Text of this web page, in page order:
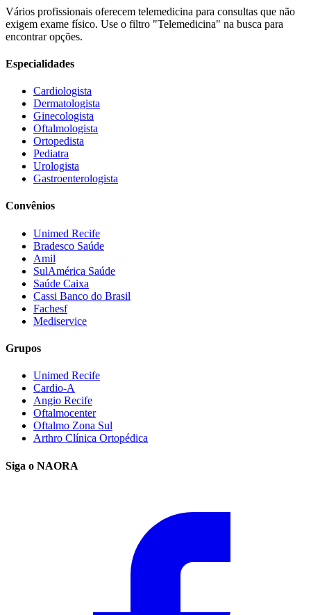
Vários profissionais oferecem telemedicina para consultas que não
exigem exame físico. Use o filtro "Telemedicina" na busca para
encontrar opções.
Especialidades
Cardiologista
Dermatologista
Ginecologista
Oftalmologista
Ortopedista
Pediatra
Urologista
Gastroenterologista
Convênios
Unimed Recife
Bradesco Saúde
Amil
SulAmérica Saúde
Saúde Caixa
Cassi Banco do Brasil
Fachesf
Mediservice
Grupos
Unimed Recife
Cardio-A
Angio Recife
Oftalmocenter
Oftalmo Zona Sul
Arthro Clínica Ortopédica
Siga o NAORA